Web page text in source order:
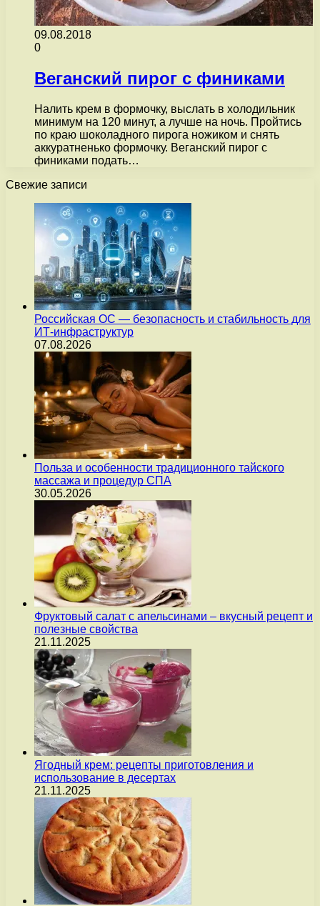
09.08.2018
0
Веганский пирог с финиками
Налить крем в формочку, выслать в холодильник
минимум на 120 минут, а лучше на ночь. Пройтись
по краю шоколадного пирога ножиком и снять
аккуратненько формочку. Веганский пирог с
финиками подать…
Свежие записи
Российская ОС — безопасность и стабильность для
ИТ-инфраструктур
07.08.2026
Польза и особенности традиционного тайского
массажа и процедур СПА
30.05.2026
Фруктовый салат с апельсинами – вкусный рецепт и
полезные свойства
21.11.2025
Ягодный крем: рецепты приготовления и
использование в десертах
21.11.2025